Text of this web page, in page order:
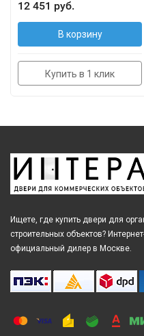
12 451 руб.
В корзину
Купить в 1 клик
Ищете, где купить двери для
строительных объектов?
официальный дилер в Москве.